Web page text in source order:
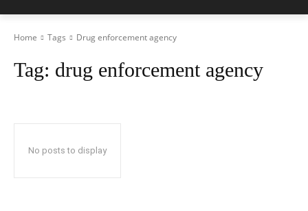
Home Tags Drug enforcement agency
Tag: drug enforcement agency
No posts to display